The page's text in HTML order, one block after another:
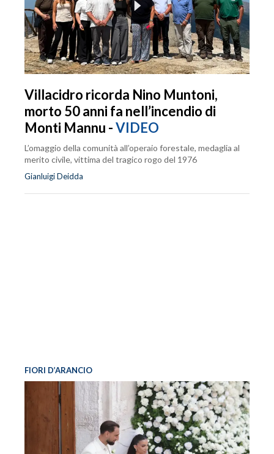
Villacidro ricorda Nino Muntoni,
morto 50 anni fa nell’incendio di
Monti Mannu -VIDEO
L’omaggio della comunità all’operaio forestale, medaglia al
merito civile, vittima del tragico rogo del 1976
Gianluigi Deidda
FIORI D’ARANCIO